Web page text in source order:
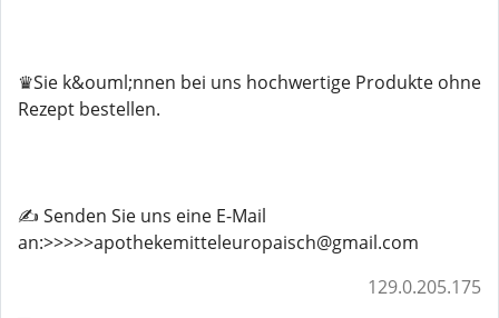
♛Sie k&ouml;nnen bei uns hochwertige Produkte ohne
Rezept bestellen.
✍️ Senden Sie uns eine E-Mail
an:>>>>>apothekemitteleuropaisch@gmail.com
129.0.205.175